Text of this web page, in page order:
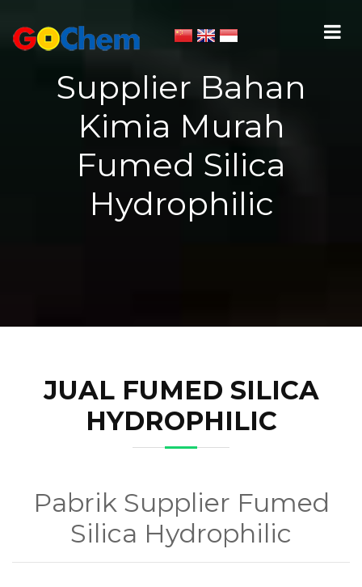
Supplier Bahan
Kimia Murah
Fumed Silica
Hydrophilic
JUAL FUMED SILICA
HYDROPHILIC
Pabrik Supplier Fumed
Silica Hydrophilic